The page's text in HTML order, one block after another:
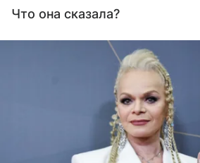
Что она сказала?